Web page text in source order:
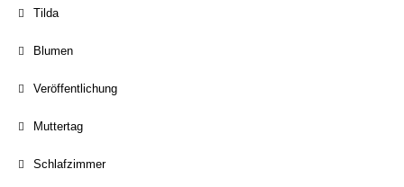
Tilda
Blumen
Veröffentlichung
Muttertag
Schlafzimmer